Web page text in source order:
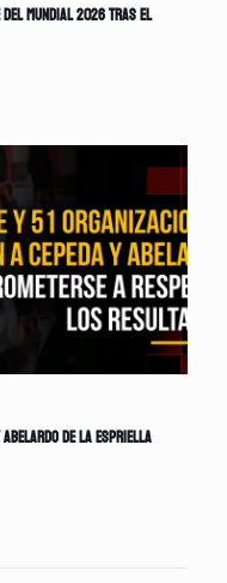
Mundial 2026 tras el
Abelardo de la Espriella